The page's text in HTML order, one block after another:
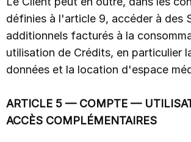
définies à l'article 9, accéder à des
additionnels facturés à la
utilisation de Crédits, en particulier
données et la location d'espace
ARTICLE 5 — COMPTE —
ACCÈS COMPLÉMENTAIRES